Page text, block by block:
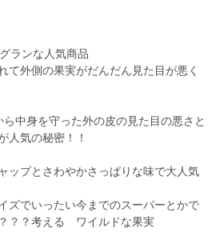
ランな人気商品
て外側の果実がだんだん見た目が悪く
中身を守った外の皮の見た目の悪さと
人気の秘密！！
ップとさわやかさっぱりな味で大人気
ズでいったい今までのスーパーとかで
？？考える ワイルドな果実